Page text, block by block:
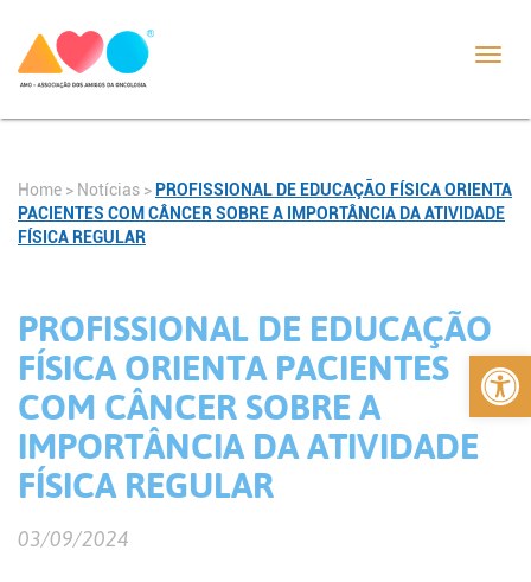
Abrir
Home > Notícias > PROFISSIONAL DE EDUCAÇÃO FÍSICA ORIENTA
PACIENTES COM CÂNCER SOBRE A IMPORTÂNCIA DA ATIVIDADE
FÍSICA REGULAR
PROFISSIONAL DE EDUCAÇÃO
FÍSICA ORIENTA PACIENTES
COM CÂNCER SOBRE A
IMPORTÂNCIA DA ATIVIDADE
FÍSICA REGULAR
03/09/2024